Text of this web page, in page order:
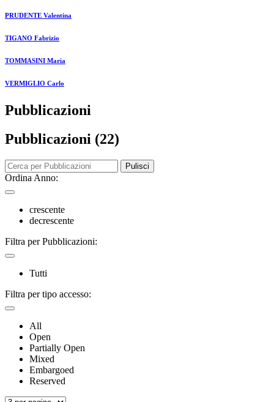
PRUDENTE Valentina
TIGANO Fabrizio
TOMMASINI Maria
VERMIGLIO Carlo
Pubblicazioni
Pubblicazioni (22)
Pulisci
Ordina Anno:
crescente
decrescente
Filtra per Pubblicazioni:
Tutti
Filtra per tipo accesso:
All
Open
Partially Open
Mixed
Embargoed
Reserved